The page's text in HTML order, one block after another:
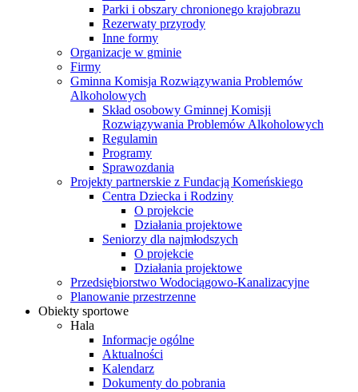
Parki i obszary chronionego krajobrazu
Rezerwaty przyrody
Inne formy
Organizacje w gminie
Firmy
Gminna Komisja Rozwiązywania Problemów
Alkoholowych
Skład osobowy Gminnej Komisji
Rozwiązywania Problemów Alkoholowych
Regulamin
Programy
Sprawozdania
Projekty partnerskie z Fundacją Komeńskiego
Centra Dziecka i Rodziny
O projekcie
Działania projektowe
Seniorzy dla najmłodszych
O projekcie
Działania projektowe
Przedsiębiorstwo Wodociągowo-Kanalizacyjne
Planowanie przestrzenne
Obiekty sportowe
Hala
Informacje ogólne
Aktualności
Kalendarz
Dokumenty do pobrania